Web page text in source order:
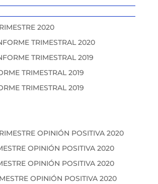
2020
TRIMESTRAL 2020
TRIMESTRAL 2019
TRIMESTRAL 2019
TRIMESTRAL 2019
OPINIÓN POSITIVA 2020
OPINIÓN POSITIVA 2020
OPINIÓN POSITIVA 2020
OPINIÓN POSITIVA 2020